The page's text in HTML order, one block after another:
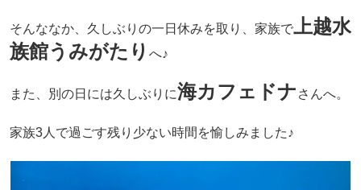
そんななか、久しぶりの一日休みを取り、家族で上越水
族館うみがたり へ♪
また、別の日には久しぶりに海カフェドナ さんへ。
家族3人で過ごす残り少ない時間を愉しみました♪